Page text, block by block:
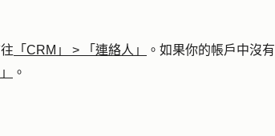
「CRM」 > 「連絡人」
。如果你的帳戶中沒有
。